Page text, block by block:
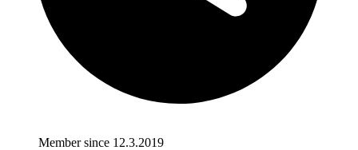
Member since 12.3.2019